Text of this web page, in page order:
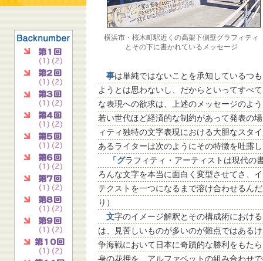
横浜市・桜木町駅近くの高架下側壁グラフィティ
とその下に書かれているメッセージ
事は単純ではないことを承知しているつ
ようとは思わないし、だからといってすべ
な表現への欲求は、上述のメッセージのよ
若い世代ほど経済的な制約があって発表の
ィティ独特の文字表現における大胆なスタ
あるライターは次のようにその特徴を吐露
「グラフィティ・アーティストは現代
ろんな文字を本当に面白く変型させてさ、
テクストを一つになるまで溶け合わせるん
り）
文字のイメージ解釈とその構成術におけ
は、見苦しいものが多いのが難点ではある
争海戦において日本に奇蹟的な勝利をもた
身の花押を、アルファベットの組み合わせ